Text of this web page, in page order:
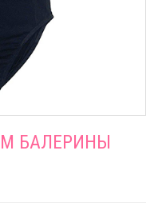
БАЛЕРИНЫ